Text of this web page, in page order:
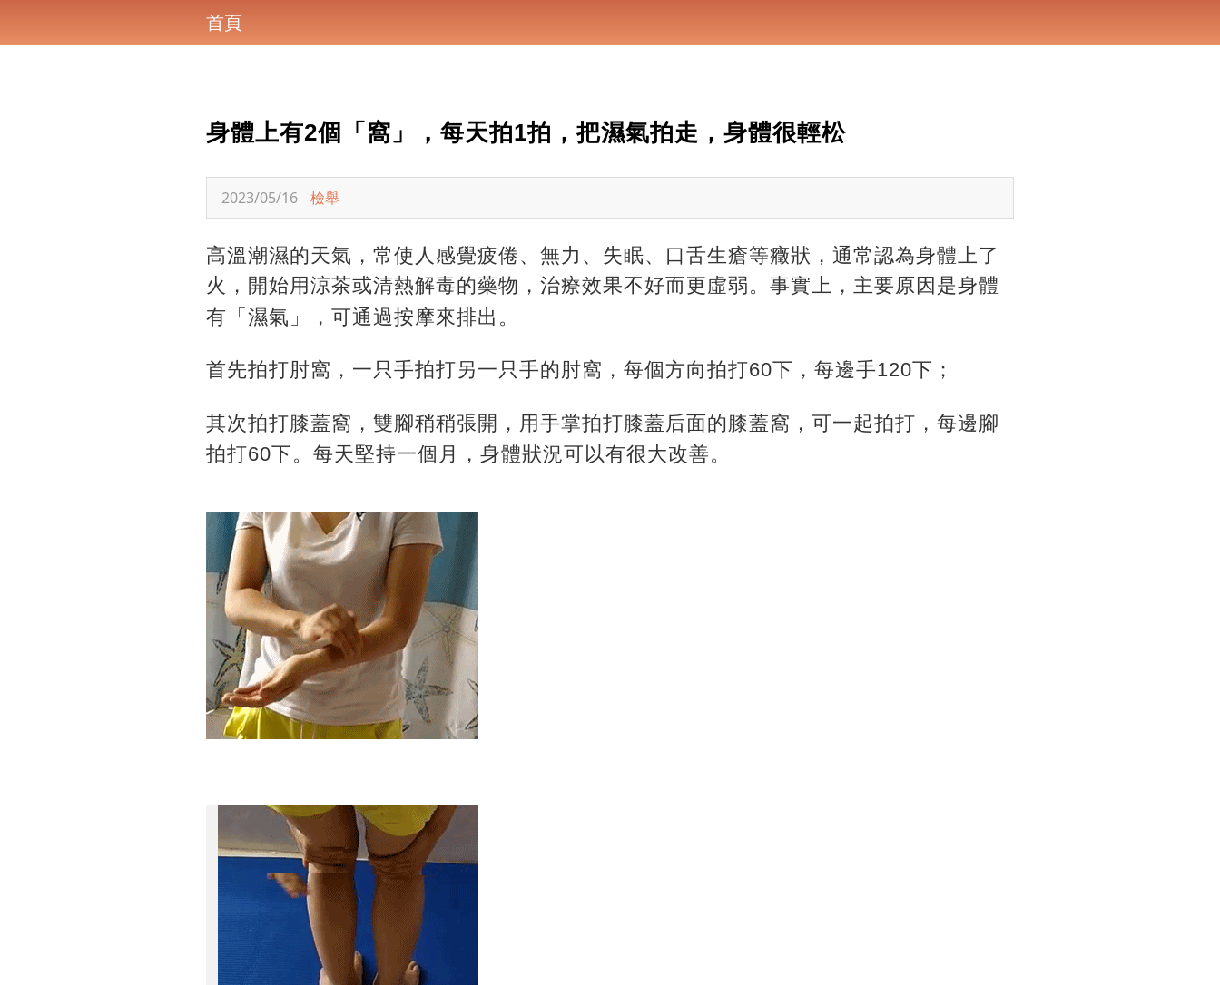
首頁
身體上有2個「窩」，每天拍1拍，把濕氣拍走，身體很輕松
2023/05/16 檢舉
高溫潮濕的天氣，常使人感覺疲倦、無力、失眠、口舌生瘡等癥狀，通常認為身體上了
火，開始用涼茶或清熱解毒的藥物，治療效果不好而更虛弱。事實上，主要原因是身體
有「濕氣」
，可通過按摩來排出。
首先拍打肘窩，一只手拍打另一只手的肘窩，每個方向拍打60下，每邊手120下；
其次拍打膝蓋窩，雙腳稍稍張開，用手掌拍打膝蓋后面的膝蓋窩，可一起拍打， 每邊腳
拍打60下。每天堅持一個月，身體狀況可以有很大改善。